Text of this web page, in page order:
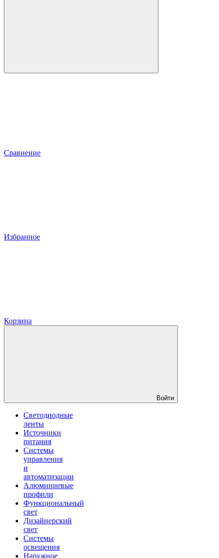
Сравнение
Избранное
Корзина
Войти
Светодиодные
ленты
Источники
питания
Системы
управления
и
автоматизации
Алюминиевые
профили
Функциональный
свет
Дизайнерский
свет
Системы
освещения
Наружное